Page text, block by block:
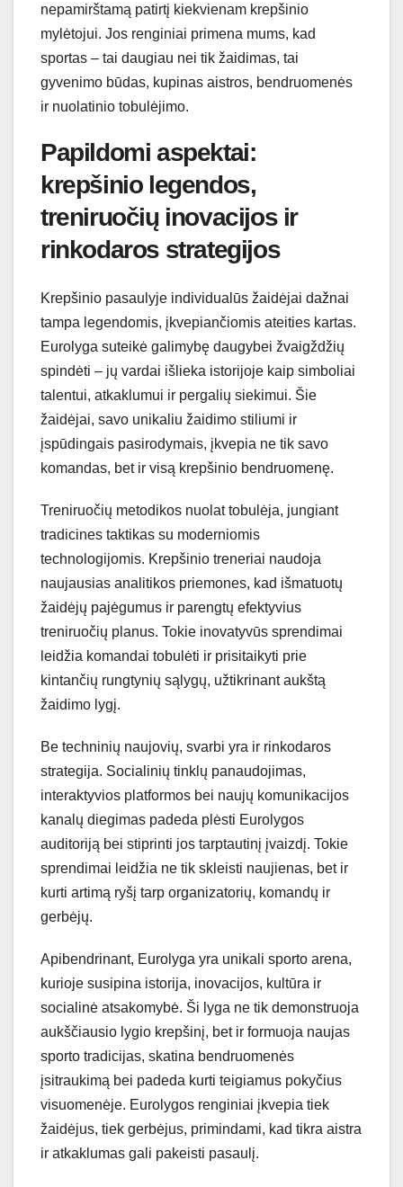
nepamirštamą patirtį kiekvienam krepšinio
mylėtojui. Jos renginiai primena mums, kad
sportas – tai daugiau nei tik žaidimas, tai
gyvenimo būdas, kupinas aistros, bendruomenės
ir nuolatinio tobulėjimo.
Papildomi aspektai:
krepšinio legendos,
treniruočių inovacijos ir
rinkodaros strategijos
Krepšinio pasaulyje individualūs žaidėjai dažnai
tampa legendomis, įkvepiančiomis ateities kartas.
Eurolyga suteikė galimybę daugybei žvaigždžių
spindėti – jų vardai išlieka istorijoje kaip simboliai
talentui, atkaklumui ir pergalių siekimui. Šie
žaidėjai, savo unikaliu žaidimo stiliumi ir
įspūdingais pasirodymais, įkvepia ne tik savo
komandas, bet ir visą krepšinio bendruomenę.
Treniruočių metodikos nuolat tobulėja, jungiant
tradicines taktikas su moderniomis
technologijomis. Krepšinio treneriai naudoja
naujausias analitikos priemones, kad išmatuotų
žaidėjų pajėgumus ir parengtų efektyvius
treniruočių planus. Tokie inovatyvūs sprendimai
leidžia komandai tobulėti ir prisitaikyti prie
kintančių rungtynių sąlygų, užtikrinant aukštą
žaidimo lygį.
Be techninių naujovių, svarbi yra ir rinkodaros
strategija. Socialinių tinklų panaudojimas,
interaktyvios platformos bei naujų komunikacijos
kanalų diegimas padeda plėsti Eurolygos
auditoriją bei stiprinti jos tarptautinį įvaizdį. Tokie
sprendimai leidžia ne tik skleisti naujienas, bet ir
kurti artimą ryšį tarp organizatorių, komandų ir
gerbėjų.
Apibendrinant, Eurolyga yra unikali sporto arena,
kurioje susipina istorija, inovacijos, kultūra ir
socialinė atsakomybė. Ši lyga ne tik demonstruoja
aukščiausio lygio krepšinį, bet ir formuoja naujas
sporto tradicijas, skatina bendruomenės
įsitraukimą bei padeda kurti teigiamus pokyčius
visuomenėje. Eurolygos renginiai įkvepia tiek
žaidėjus, tiek gerbėjus, primindami, kad tikra aistra
ir atkaklumas gali pakeisti pasaulį.